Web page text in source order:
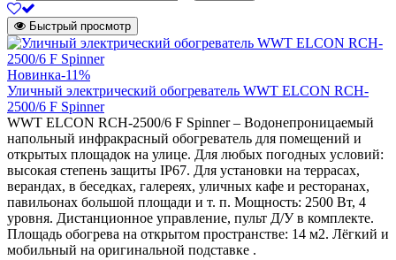
Быстрый просмотр
Новинка-11%
Уличный электрический обогреватель WWT ELCON RCH-
2500/6 F Spinner
WWT ELCON RCH-2500/6 F Spinner – Водонепроницаемый
напольный инфракрасный обогреватель для помещений и
открытых площадок на улице. Для любых погодных условий:
высокая степень защиты IP67. Для установки на террасах,
верандах, в беседках, галереях, уличных кафе и ресторанах,
павильонах большой площади и т. п. Мощность: 2500 Вт, 4
уровня. Дистанционное управление, пульт Д/У в комплекте.
Площадь обогрева на открытом пространстве: 14 м2. Лёгкий и
мобильный на оригинальной подставке .